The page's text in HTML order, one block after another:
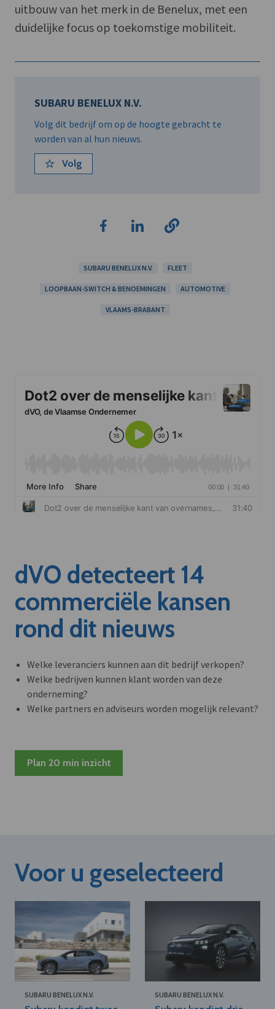
uitbouw van het merk in de Benelux, met een
duidelijke focus op toekomstige mobiliteit.
SUBARU BENELUX N.V.
Volg dit bedrijf om op de hoogte gebracht te
worden van al hun nieuws.
Volg
SUBARU BENELUX N.V. FLEET
LOOPBAAN-SWITCH & BENOEMINGEN AUTOMOTIVE
VLAAMS-BRABANT
dVO detecteert 14
commerciële kansen
rond dit nieuws
Welke leveranciers kunnen aan dit bedrijf verkopen?
Welke bedrijven kunnen klant worden van deze
onderneming?
Welke partners en adviseurs worden mogelijk relevant?
Plan 20 min inzicht
Voor u geselecteerd
SUBARU BENELUX N.V. SUBARU BENELUX N.V.